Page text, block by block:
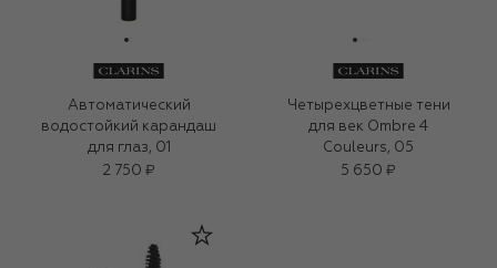
Автоматический
водостойкий карандаш
для глаз, 01
2 750 ₽
Четырехцветные тени
для век Ombre 4
Couleurs, 05
5 650 ₽